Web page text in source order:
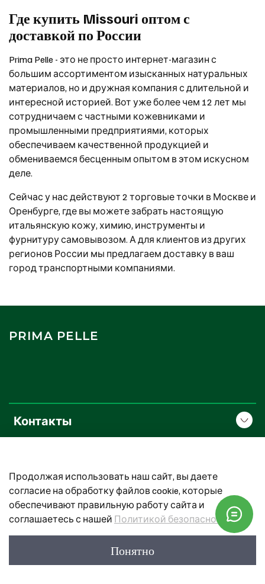
Где купить Missouri оптом с
доставкой по России
Prima Pelle - это не просто интернет-магазин с
большим ассортиментом изысканных натуральных
материалов, но и дружная компания с длительной и
интересной историей. Вот уже более чем 12 лет мы
сотрудничаем с частными кожевниками и
промышленными предприятиями, которых
обеспечиваем качественной продукцией и
обмениваемся бесценным опытом в этом искусном
деле.
Сейчас у нас действуют 2 торговые точки в Москве и
Оренбурге, где вы можете забрать настоящую
итальянскую кожу, химию, инструменты и
фурнитуру самовывозом. А для клиентов из других
регионов России мы предлагаем доставку в ваш
город транспортными компаниями.
Контакты
Покупателям
PRIMA PELLE
Prima Pelle. Все права защищены.
© 2021–2026 гг.
Сайт разработан веб-студией "Страйкер"
Продолжая использовать наш сайт, вы даете
согласие на обработку файлов cookie, которые
обеспечивают правильную работу сайта и
соглашаетесь с нашей Политикой безопасности
Понятно